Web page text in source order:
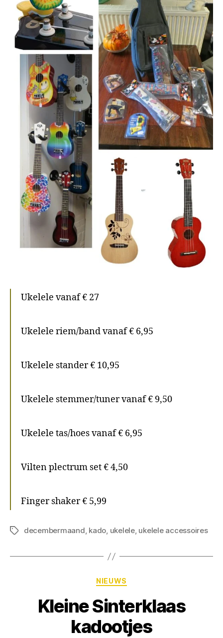
Ukelele vanaf € 27
Ukelele riem/band vanaf € 6,95
Ukelele stander € 10,95
Ukelele stemmer/tuner vanaf € 9,50
Ukelele tas/hoes vanaf € 6,95
Vilten plectrum set € 4,50
Finger shaker € 5,99
decembermaand, kado, ukelele, ukelele accessoires
NIEUWS
Kleine Sinterklaas
kadootjes